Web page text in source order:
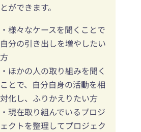
とができます。
・様々なケースを聞くことで
自分の引き出しを増やしたい
方
・ほかの人の取り組みを聞く
ことで、自分自身の活動を相
対化し、ふりかえりたい方
・現在取り組んでいるプロジ
ェクトを整理してプロジェク